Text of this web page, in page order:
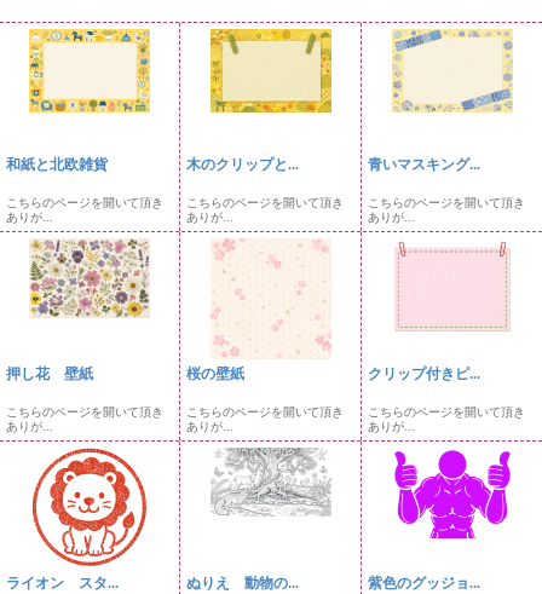
和紙と北欧雑貨
こちらのページを開いて頂き
ありが...
木のクリップと...
こちらのページを開いて頂き
ありが...
青いマスキング...
こちらのページを開いて頂き
ありが...
押し花 壁紙
こちらのページを開いて頂き
ありが...
桜の壁紙
こちらのページを開いて頂き
ありが...
クリップ付きピ...
こちらのページを開いて頂き
ありが...
ライオン スタ... ぬりえ 動物の... 紫色のグッジョ...